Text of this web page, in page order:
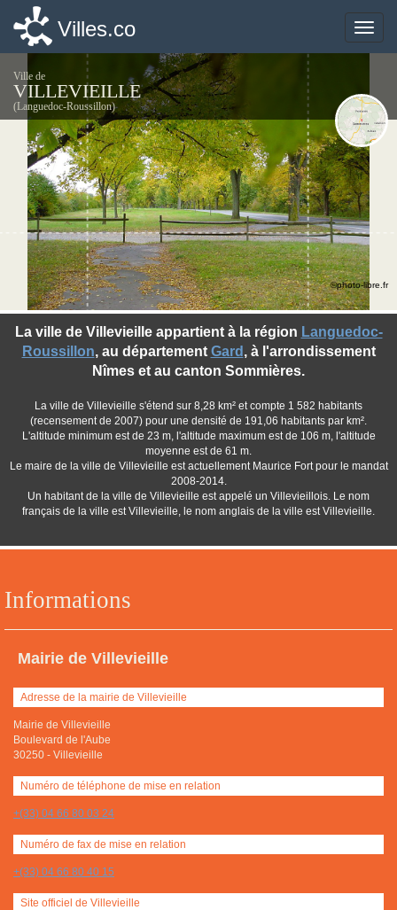
Toggle
Villes.co
Ville de
VILLEVIEILLE
(Languedoc-Roussillon)
Informations
Mairie de Villevieille
Adresse de la mairie de Villevieille
Mairie de Villevieille
Boulevard de l'Aube
30250 - Villevieille
Numéro de téléphone de mise en relation
+(33) 04 66 80 03 24
Numéro de fax de mise en relation
+(33) 04 66 80 40 15
Site officiel de Villevieille
La ville de Villevieille appartient à la région Languedoc-
Roussillon, au département Gard , à l'arrondissement
Nîmes et au canton Sommières.
La ville de Villevieille s'étend sur 8,28 km² et compte 1 582 habitants
(recensement de 2007) pour une densité de 191,06 habitants par km².
L'altitude minimum est de 23 m, l'altitude maximum est de 106 m, l'altitude
moyenne est de 61 m.
Le maire de la ville de Villevieille est actuellement Maurice Fort pour le mandat
2008-2014.
Un habitant de la ville de Villevieille est appelé un Villevieillois. Le nom
français de la ville est Villevieille, le nom anglais de la ville est Villevieille.
©photo-libre.fr
Toggle
Villes.co